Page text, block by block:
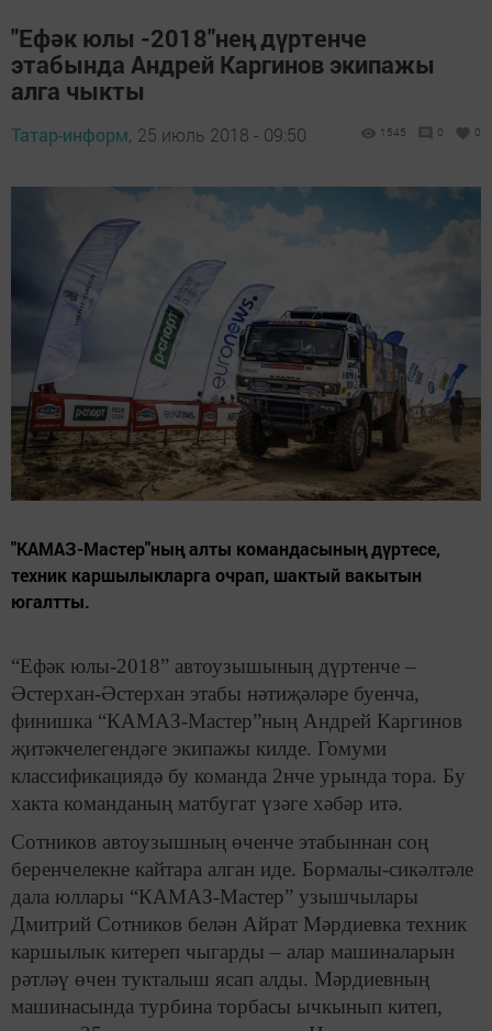
"Ефәк юлы -2018"нең дүртенче
этабында Андрей Каргинов экипажы
алга чыкты
Татар-информ, 25 июль 2018 - 09:50 1545 0 0
"КАМАЗ-Мастер"ның алты командасының дүртесе,
техник каршылыкларга очрап, шактый вакытын
югалтты.
“Ефәк юлы-2018” автоузышының дүртенче –
Әстерхан-Әстерхан этабы нәтиҗәләре буенча,
финишка “КАМАЗ-Мастер”ның Андрей Каргинов
җитәкчелегендәге экипажы килде. Гомуми
классификациядә бу команда 2нче урында тора. Бу
хакта команданың матбугат үзәге хәбәр итә.
Сотников автоузышның өченче этабыннан соң
беренчелекне кайтара алган иде. Бормалы-сикәлтәле
дала юллары “КАМАЗ-Мастер” узышчылары
Дмитрий Сотников белән Айрат Мәрдиевка техник
каршылык китереп чыгарды – алар машиналарын
рәтләү өчен тукталыш ясап алды. Мәрдиевның
машинасында турбина торбасы ычкынып китеп,